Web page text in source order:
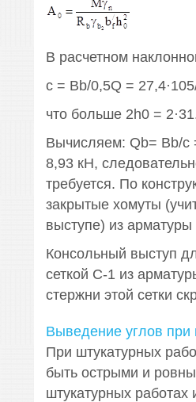
В расчетном
с = Вb/0,5Q =
что больше 2h0 =
Вычисляем: Qb= Вb/с
8,93 кН,
требуется. По
закрытые хомуты
выступе) из
Консольный выступ
сеткой С-1 из
стержни этой сетки
Выведение углов при
При штукатурных
быть острыми и
штукатурных работах